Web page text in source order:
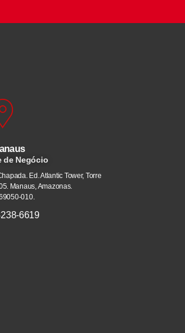
de Negócio
Ed. Atlantic Tower, Torre
Manaus, Amazonas.
010.
6619